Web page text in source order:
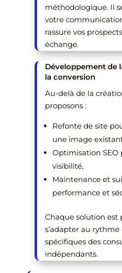
méthodologique. Il
votre
rassure vos
échange.
Développement de
la conversion
Au-delà de la
proposons :
Refonte de site
une image
Optimisation SEO
visibilité,
Maintenance et
performance et
Chaque solution est
s’adapter au
spécifiques des
indépendants.